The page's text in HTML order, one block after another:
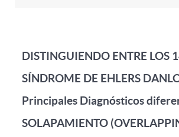
DISTINGUIENDO ENTRE LOS
SÍNDROME DE EHLERS
Principales Diagnósticos
SOLAPAMIENTO